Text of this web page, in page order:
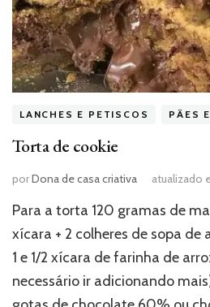
LANCHES E PETISCOS PÃES
Torta de cookie
porDona de casa criativa atualizado
Para a torta 120 gramas de
xícara + 2 colheres de sopa de
1 e 1/2 xícara de farinha de
necessário ir adicionando